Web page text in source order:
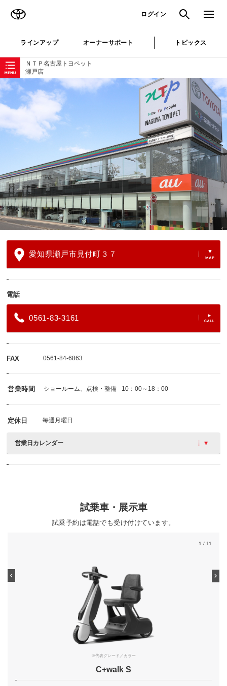
ログイン 検索 メニュ
ラインアップ オーナーサポート トピックス
ＮＴＰ名古屋トヨペット
瀬戸店
ローカルナビゲーション
愛知県瀬戸市見付町３７
電話
0561-83-3161
FAX 0561-84-6863
営業時間 ショールーム、点検・整備 10：00～18：00
定休日 毎週月曜日
営業日カレンダー
試乗車・展示車
試乗予約は電話でも受け付けています。
1 / 11
※代表グレード／カラー
C+walk S